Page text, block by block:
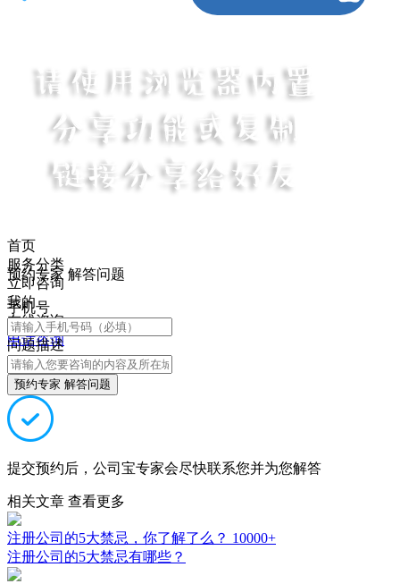
首页
服务分类
立即咨询
我的
在线咨询
电话咨询
预约专家 解答问题
手机号
问题描述
预约专家 解答问题
提交预约后，公司宝专家会尽快联系您并为您解答
相关文章 查看更多
注册公司的5大禁忌，你了解了么？ 10000+
注册公司的5大禁忌有哪些？